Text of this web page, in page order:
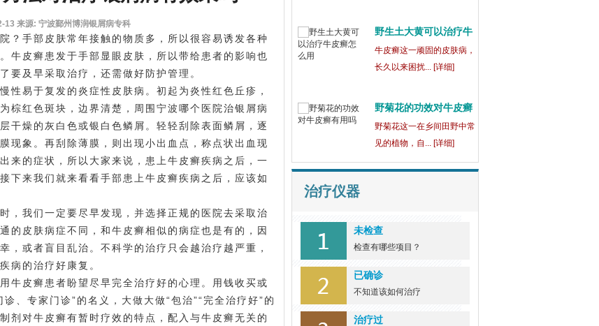
13 来源: 宁波鄞州博润银屑病专科
手部皮肤常年接触的物质多，所以很容易诱发各种
牛皮癣患发于手部显眼皮肤，所以带给患者的影响也
要及早采取治疗，还需做好防护管理。
易于复发的炎症性皮肤病。初起为炎性红色丘疹，
棕红色斑块，边界清楚，周围 宁波哪个医院治银屑病
干燥的灰白色或银白色鳞屑。轻轻刮除表面鳞屑，逐
现象。再刮除薄膜，则出现小出血点，称点状出血现
来的症状，所以大家来说，患上牛皮癣疾病之后，一
下来我们就来看看手部患上牛皮癣疾病之后，应该如
我们一定要尽早发现，并选择正规的医院去采取治
通的皮肤病症不同，和牛皮癣相似的病症也是有的，因
，或者盲目乱治。不科学的治疗只会越治疗越严重，
病的治疗好康复。
皮癣患者盼望尽早完全治疗好的心理。用钱收买或
、专家门诊”的名义，大做大做“包治”“完全治疗好”的
剂对牛皮癣有暂时疗效的特点，配入与牛皮癣无关的
牛皮癣这一顽固的皮肤病，
长久以来困扰... [详细]
野菊花这一在乡间田野中常
见的植物，自... [详细]
治疗仪器
未检查
检查有哪些项目？
已确诊
不知道该如何治疗
治疗过